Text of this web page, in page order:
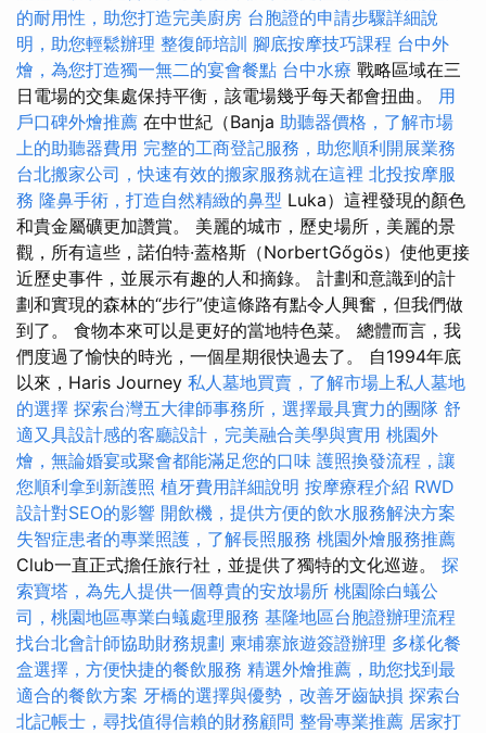
的耐用性，助您打造完美廚房 台胞證的申請步驟詳細說
明，助您輕鬆辦理 整復師培訓 腳底按摩技巧課程 台中外
燴，為您打造獨一無二的宴會餐點 台中水療 戰略區域在三
日電場的交集處保持平衡，該電場幾乎每天都會扭曲。 用
戶口碑外燴推薦 在中世紀（Banja 助聽器價格，了解市場
上的助聽器費用 完整的工商登記服務，助您順利開展業務
台北搬家公司，快速有效的搬家服務就在這裡 北投按摩服
務 隆鼻手術，打造自然精緻的鼻型 Luka）這裡發現的顏色
和貴金屬礦更加讚賞。 美麗的城市，歷史場所，美麗的景
觀，所有這些，諾伯特·蓋格斯（NorbertGőgös）使他更接
近歷史事件，並展示有趣的人和摘錄。 計劃和意識到的計
劃和實現的森林的“步行”使這條路有點令人興奮，但我們做
到了。 食物本來可以是更好的當地特色菜。 總體而言，我
們度過了愉快的時光，一個星期很快過去了。 自1994年底
以來，Haris Journey 私人墓地買賣，了解市場上私人墓地
的選擇 探索台灣五大律師事務所，選擇最具實力的團隊 舒
適又具設計感的客廳設計，完美融合美學與實用 桃園外
燴，無論婚宴或聚會都能滿足您的口味 護照換發流程，讓
您順利拿到新護照 植牙費用詳細說明 按摩療程介紹 RWD
設計對SEO的影響 開飲機，提供方便的飲水服務解決方案
失智症患者的專業照護，了解長照服務 桃園外燴服務推薦
Club一直正式擔任旅行社，並提供了獨特的文化巡遊。 探
索寶塔，為先人提供一個尊貴的安放場所 桃園除白蟻公
司，桃園地區專業白蟻處理服務 基隆地區台胞證辦理流程
找台北會計師協助財務規劃 柬埔寨旅遊簽證辦理 多樣化餐
盒選擇，方便快捷的餐飲服務 精選外燴推薦，助您找到最
適合的餐飲方案 牙橋的選擇與優勢，改善牙齒缺損 探索台
北記帳士，尋找值得信賴的財務顧問 整骨專業推薦 居家打